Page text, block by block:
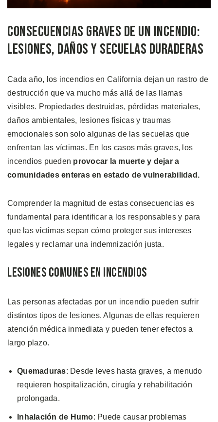
Consecuencias Graves de un Incendio:
Lesiones, Daños y Secuelas Duraderas
Cada año, los incendios en California dejan un rastro de
destrucción que va mucho más allá de las llamas
visibles. Propiedades destruidas, pérdidas materiales,
daños ambientales, lesiones físicas y traumas
emocionales son solo algunas de las secuelas que
enfrentan las víctimas. En los casos más graves, los
incendios pueden provocar la muerte y dejar a
comunidades enteras en estado de vulnerabilidad.
Comprender la magnitud de estas consecuencias es
fundamental para identificar a los responsables y para
que las víctimas sepan cómo proteger sus intereses
legales y reclamar una indemnización justa.
Lesiones Comunes en Incendios
Las personas afectadas por un incendio pueden sufrir
distintos tipos de lesiones. Algunas de ellas requieren
atención médica inmediata y pueden tener efectos a
largo plazo.
Quemaduras: Desde leves hasta graves, a menudo
requieren hospitalización, cirugía y rehabilitación
prolongada.
Inhalación de Humo: Puede causar problemas